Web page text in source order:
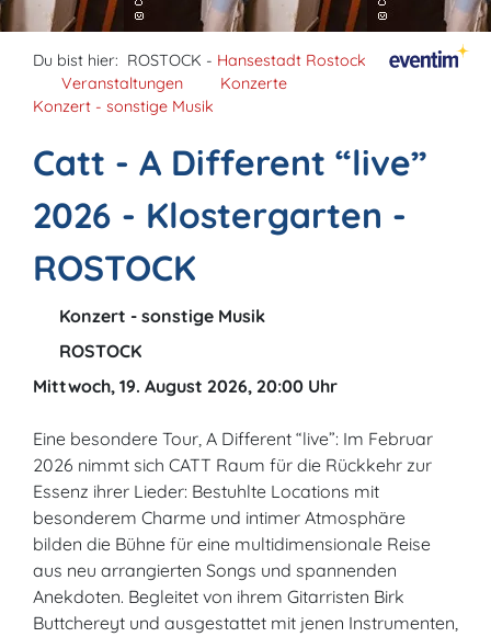
Du bist hier: ROSTOCK - Hansestadt Rostock
Veranstaltungen
Konzerte
Konzert - sonstige Musik
Catt - A Different “live”
2026 - Klostergarten -
ROSTOCK
Konzert - sonstige Musik
ROSTOCK
Mittwoch, 19. August 2026, 20:00 Uhr
Eine besondere Tour, A Different “live”: Im Februar
2026 nimmt sich CATT Raum für die Rückkehr zur
Essenz ihrer Lieder: Bestuhlte Locations mit
besonderem Charme und intimer Atmosphäre
bilden die Bühne für eine multidimensionale Reise
aus neu arrangierten Songs und spannenden
Anekdoten. Begleitet von ihrem Gitarristen Birk
Buttchereyt und ausgestattet mit jenen Instrumenten,